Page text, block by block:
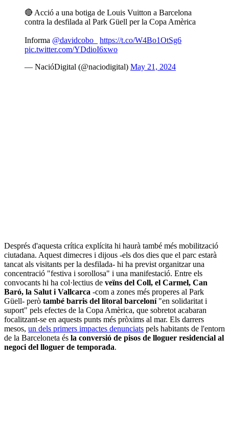
🔴 Acció a una botiga de Louis Vuitton a Barcelona
contra la desfilada al Park Güell per la Copa Amèrica
Informa @davidcobo_
https://t.co/W4Bo1OtSg6
pic.twitter.com/YDdioI6xwo
— NacióDigital (@naciodigital) May 21, 2024
Després d'aquesta crítica explícita hi haurà també més mobilització
ciutadana. Aquest dimecres i dijous -els dos dies que el parc estarà
tancat als visitants per la desfilada- hi ha previst organitzar una
concentració "festiva i sorollosa" i una manifestació. Entre els
convocants hi ha col·lectius de veïns del Coll, el Carmel, Can
Baró, la Salut i Vallcarca -com a zones més properes al Park
Güell- però també barris del litoral barceloní"en solidaritat i
suport" pels efectes de la Copa Amèrica, que sobretot acabaran
focalitzant-se en aquests punts més pròxims al mar. Els darrers
mesos, un dels primers impactes denunciats pels habitants de l'entorn
de la Barceloneta és la conversió de pisos de lloguer residencial al
negoci del lloguer de temporada.